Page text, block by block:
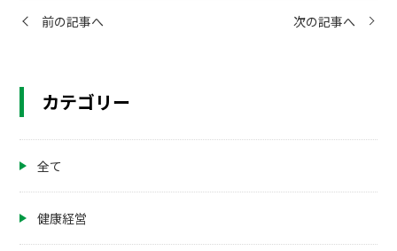
投
ゲ
ー
ョ
前の記事へ 次の記事へ
カテゴリー
全て
健康経営